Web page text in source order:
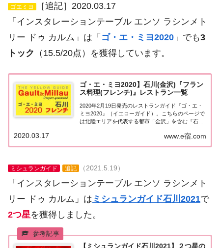
ゴエミヨ
［追記］2020.03.17
「インスタレーションテーブル エンソ ラシンメト
リー ドゥ カルム」は「 ゴ・エ・ミヨ2020 」でも3
トック （15.5/20点）を獲得しています。
ゴ・エ・ミヨ2020】石川(金沢)『フラン
ス料理(フレンチ)』レストラン一覧
2020年2月19日発売のレストランガイド『ゴ・エ・
ミヨ2020』（イエローガイド）。こちらのページで
は北陸エリアを代表する都市「金沢」を含む『石川
チ）」のお店の情報について一覧にまとめました。
ゴエミヨ2020石川(金沢)「フランス料理...
www.e宿.com
2020.03.17
ミシュランガイド 追記 （2021.5.19）
「インスタレーションテーブル エンソ ラシンメト
リー ドゥ カルム」は ミシュランガイド石川2021で
2つ星を獲得しました。
【ミシュランガイド石川2021】２つ星の